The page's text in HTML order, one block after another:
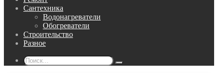
Сантехника
Водонагреватели
Обогреватели
Строительство
Разное
Поиск...